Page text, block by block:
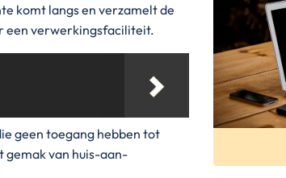
komt langs en verzamelt de
een verwerkingsfaciliteit.
geen toegang hebben tot
gemak van huis-aan-